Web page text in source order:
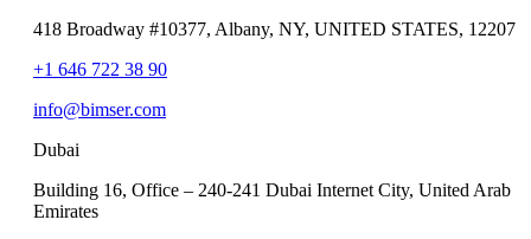
418 Broadway #10377, Albany, NY, UNITED STATES, 12207
+1 646 722 38 90
info@bimser.com
Dubai
Building 16, Office – 240-241 Dubai Internet City, United Arab
Emirates